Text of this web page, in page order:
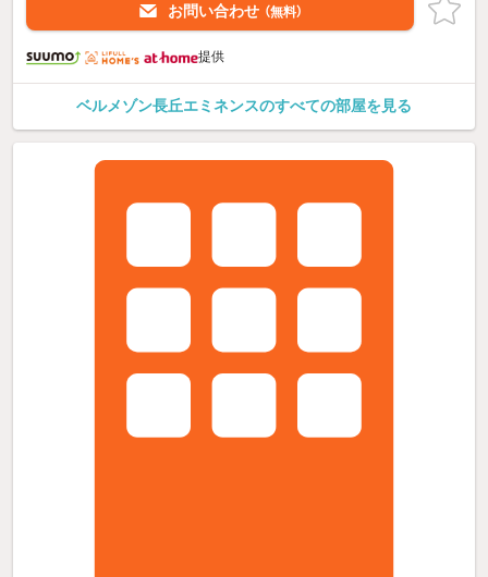
お問い合わせ （無料）
提供
ベルメゾン長丘エミネンスのすべての部屋を見る